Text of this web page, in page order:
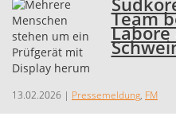
Team
Labore
13.02.2026 | Pressemeldung, FM